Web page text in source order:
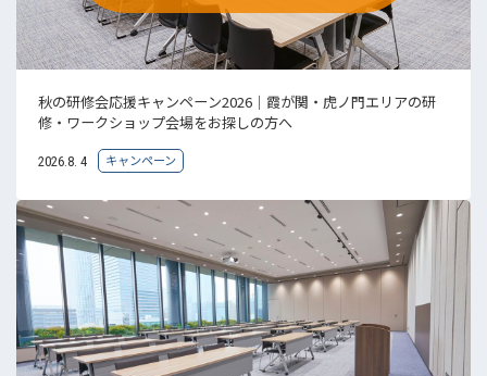
秋の研修会応援キャンペーン2026｜霞が関・虎ノ門エリアの研
修・ワークショップ会場をお探しの方へ
2026.8. 4 キャンペーン